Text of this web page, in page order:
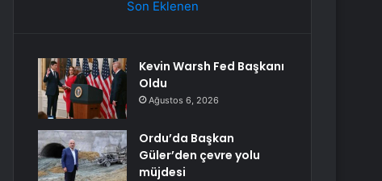
Son Eklenen
Kevin Warsh Fed Başkanı
Oldu
Ağustos 6, 2026
Ordu’da Başkan
Güler’den çevre yolu
müjdesi